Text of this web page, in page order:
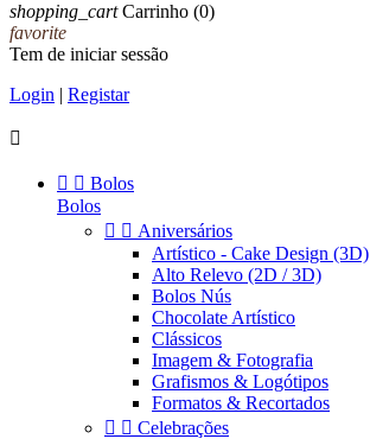
shopping_cart Carrinho (0)
favorite
Tem de iniciar sessão
Login | Registar

  Bolos
Bolos
  Aniversários
Artístico - Cake Design (3D)
Alto Relevo (2D / 3D)
Bolos Nús
Chocolate Artístico
Clássicos
Imagem & Fotografia
Grafismos & Logótipos
Formatos & Recortados
  Celebrações